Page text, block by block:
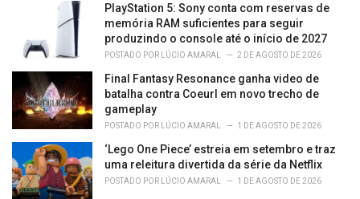
PlayStation 5: Sony conta com reservas de
memória RAM suficientes para seguir
produzindo o console até o início de 2027
POSTADO POR LÚCIO AMARAL 2 DE AGOSTO DE 2026
Final Fantasy Resonance ganha video de
batalha contra Coeurl em novo trecho de
gameplay
POSTADO POR LÚCIO AMARAL 1 DE AGOSTO DE 2026
‘Lego One Piece’ estreia em setembro e traz
uma releitura divertida da série da Netflix
POSTADO POR LÚCIO AMARAL 1 DE AGOSTO DE 2026